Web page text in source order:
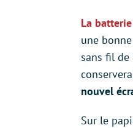
La
une
sans fil de
nouvel
Sur le